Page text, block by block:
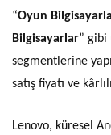
“Oyun
Bilgisayarlar” gibi
segmentlerine
satış fiyatı ve
Lenovo, küresel